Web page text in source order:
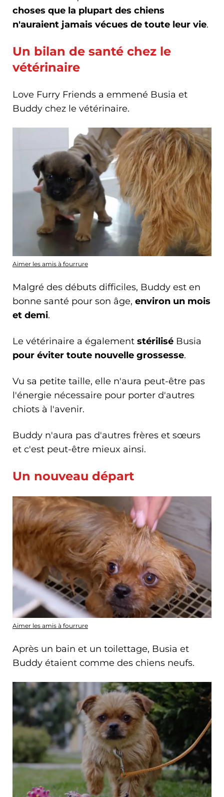
choses que la plupart des chiens
n'auraient jamais vécues de toute leur vie.
Un bilan de santé chez le
vétérinaire
Love Furry Friends a emmené Busia et
Buddy chez le vétérinaire.
Aimer les amis à fourrure
Malgré des débuts difficiles, Buddy est en
bonne santé pour son âge, environ un mois
et demi.
Le vétérinaire a également stérilisé Busia
pour éviter toute nouvelle grossesse.
Vu sa petite taille, elle n'aura peut-être pas
l'énergie nécessaire pour porter d'autres
chiots à l'avenir.
Buddy n'aura pas d'autres frères et sœurs
et c'est peut-être mieux ainsi.
Un nouveau départ
Aimer les amis à fourrure
Après un bain et un toilettage, Busia et
Buddy étaient comme des chiens neufs.